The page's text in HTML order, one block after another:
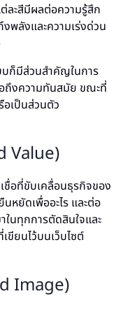
ละสีมีผลต่อความรู้สึก
พลังและความเร่งด่วน
ก็มีส่วนสำคัญในการ
ถึงความทันสมัย ขณะที่
อเป็นส่วนตัว
Value)
อที่ขับเคลื่อนธุรกิจของ
ยัดเพื่ออะไร และต่อ
ในทุกการตัดสินใจและ
ขียนไว้บนเว็บไซต์
Image)